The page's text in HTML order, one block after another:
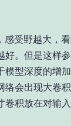
感受野越大，
好。但是这样
模型深度的增
络会出现大卷
卷积放在对输